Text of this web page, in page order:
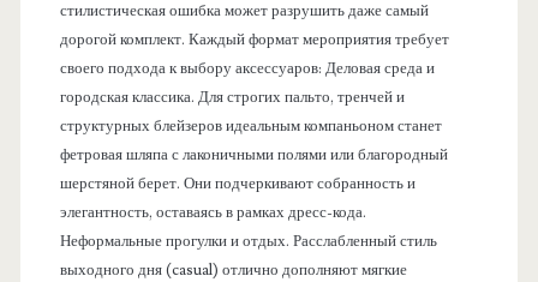
стилистическая ошибка может разрушить даже самый
дорогой комплект. Каждый формат мероприятия требует
своего подхода к выбору аксессуаров: Деловая среда и
городская классика. Для строгих пальто, тренчей и
структурных блейзеров идеальным компаньоном станет
фетровая шляпа с лаконичными полями или благородный
шерстяной берет. Они подчеркивают собранность и
элегантность, оставаясь в рамках дресс-кода.
Неформальные прогулки и отдых. Расслабленный стиль
выходного дня (casual) отлично дополняют мягкие